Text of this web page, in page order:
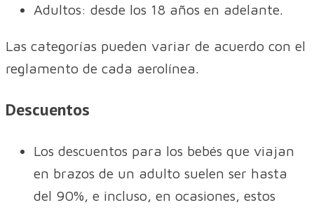
Adultos: desde los 18 años en adelante.
Las categorías pueden variar de acuerdo con el
reglamento de cada aerolínea.
Descuentos
Los descuentos para los bebés que viajan
en brazos de un adulto suelen ser hasta
del 90%, e incluso, en ocasiones, estos